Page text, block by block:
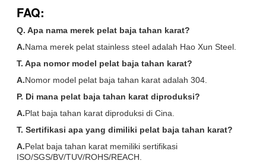
FAQ:
Q. Apa nama merek pelat baja tahan karat?
A.Nama merek pelat stainless steel adalah Hao Xun Steel.
T. Apa nomor model pelat baja tahan karat?
A.Nomor model pelat baja tahan karat adalah 304.
P. Di mana pelat baja tahan karat diproduksi?
A.Plat baja tahan karat diproduksi di Cina.
T. Sertifikasi apa yang dimiliki pelat baja tahan karat?
A.Pelat baja tahan karat memiliki sertifikasi
ISO/SGS/BV/TUV/ROHS/REACH.